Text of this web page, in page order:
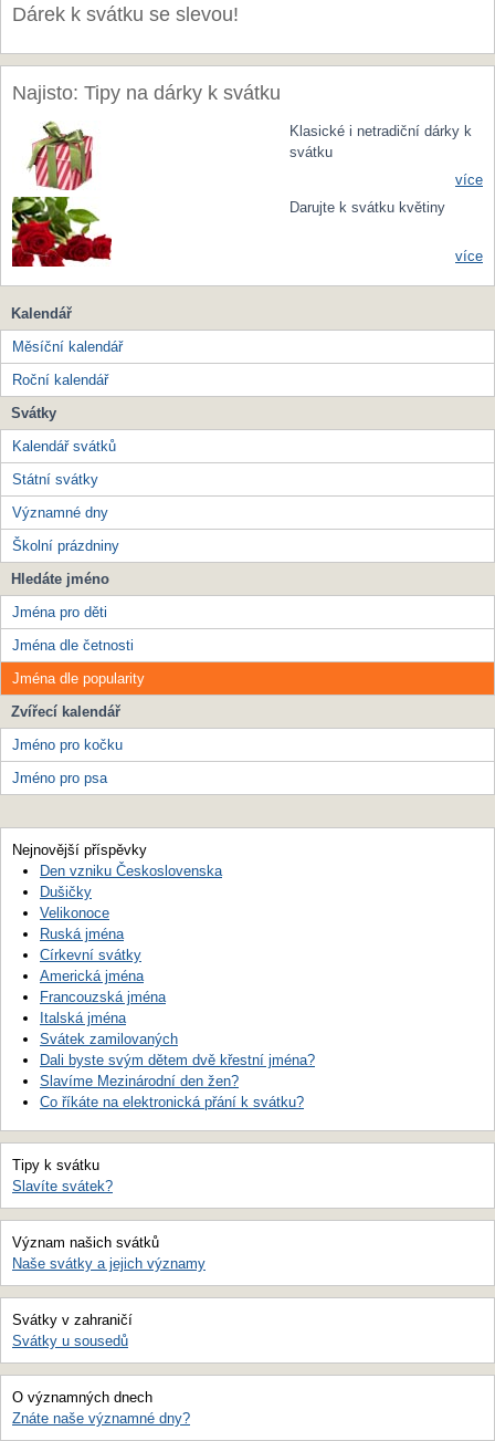
Dárek k svátku se slevou!
Najisto: Tipy na dárky k svátku
Klasické i netradiční dárky k
svátku
více
Darujte k svátku květiny
více
Kalendář
Měsíční kalendář
Roční kalendář
Svátky
Kalendář svátků
Státní svátky
Významné dny
Školní prázdniny
Hledáte jméno
Jména pro děti
Jména dle četnosti
Jména dle popularity
Zvířecí kalendář
Jméno pro kočku
Jméno pro psa
Nejnovější příspěvky
Den vzniku Československa
Dušičky
Velikonoce
Ruská jména
Církevní svátky
Americká jména
Francouzská jména
Italská jména
Svátek zamilovaných
Dali byste svým dětem dvě křestní jména?
Slavíme Mezinárodní den žen?
Co říkáte na elektronická přání k svátku?
Tipy k svátku
Slavíte svátek?
Význam našich svátků
Naše svátky a jejich významy
Svátky v zahraničí
Svátky u sousedů
O významných dnech
Znáte naše významné dny?